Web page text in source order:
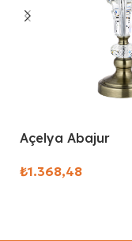
Açelya Abajur
₺